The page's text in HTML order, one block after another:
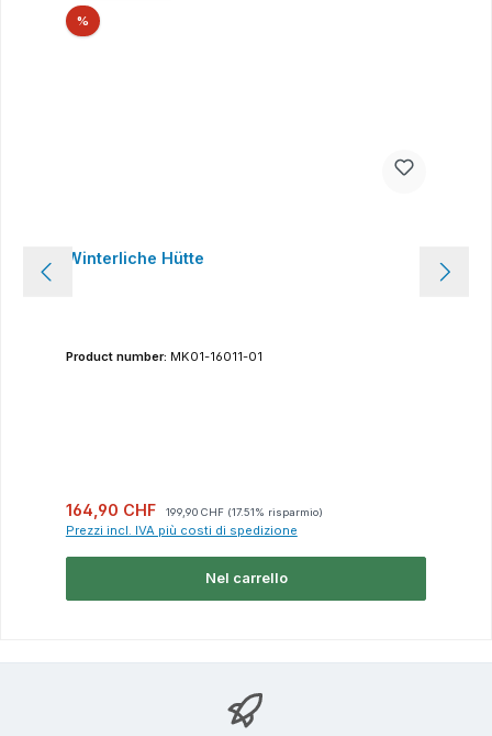
%Sconto
Winterliche Hütte
Product number: MK01-16011-01
Prezzo di vendita:
164,90 CHF 199,90 CHF (17.51% risparmio)
Prezzi incl. IVA più costi di spedizione
Nel carrello